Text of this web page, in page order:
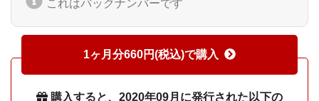
これはバックナンバーです
1ヶ月分660円(税込)で購入
購入すると、2020年09月に発行された以下の